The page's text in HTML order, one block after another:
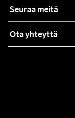
Lehdistö
Käyttöehdot
Asiakaspalvelu
Seuraa meitä
Ota yhteyttä